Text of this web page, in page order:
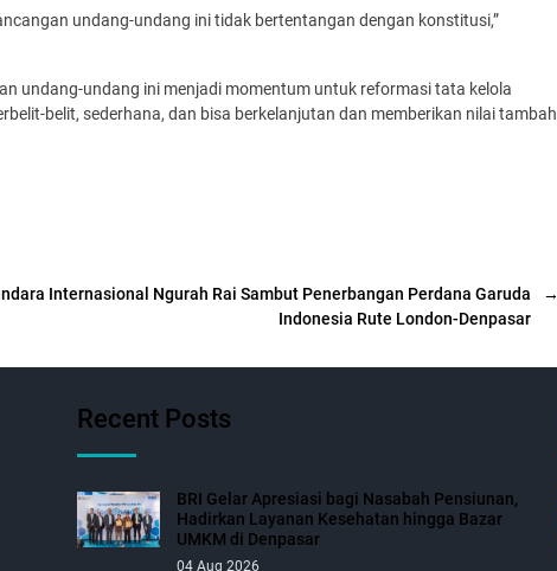
undang-undang ini tidak bertentangan dengan konstitusi,”
undang-undang ini menjadi momentum untuk reformasi tata kelola
belit, sederhana, dan bisa berkelanjutan dan memberikan nilai tambah
→
Internasional Ngurah Rai Sambut Penerbangan Perdana Garuda
Indonesia Rute London-Denpasar
Recent Posts
BRI Gelar Apresiasi bagi Nasabah Pensiunan,
Hadirkan Layanan Kesehatan hingga Bazar
UMKM di Denpasar
04 Aug 2026